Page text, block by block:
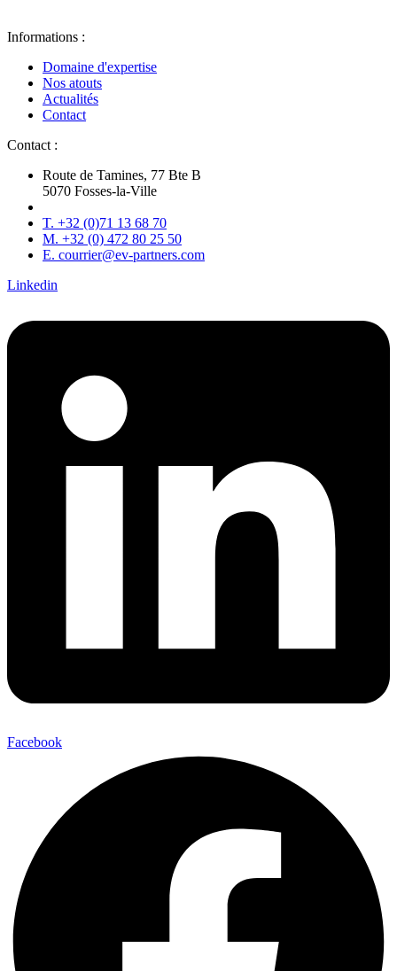
Informations :
Domaine d'expertise
Nos atouts
Actualités
Contact
Contact :
Route de Tamines, 77 Bte B
5070 Fosses-la-Ville
T. +32 (0)71 13 68 70
M. +32 (0) 472 80 25 50
E. courrier@ev-partners.com
Linkedin
Facebook